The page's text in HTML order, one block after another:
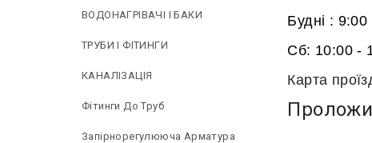
ВОДОНАГРІВАЧІ І БАКИ
ТРУБИ І ФІТИНГИ
КАНАЛІЗАЦІЯ
Фітинги До Труб
Запірнорегулююча Арматура
Будні :
Сб: 10:00 -
Карта